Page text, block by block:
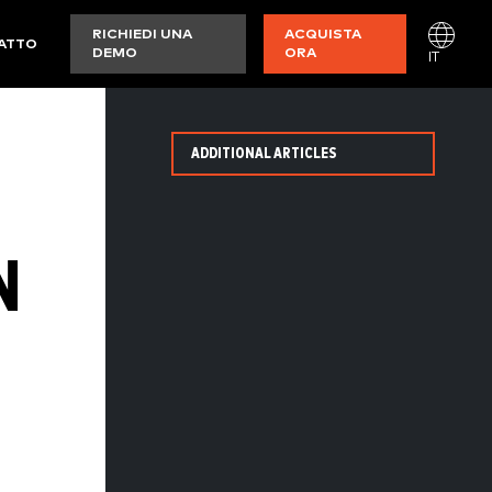
RICHIEDI UNA
DEMO
ACQUISTA
ORA
IT
ADDITIONAL ARTICLES